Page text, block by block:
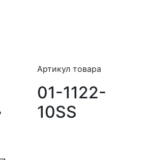
Артикул товара
01-1122-
10SS